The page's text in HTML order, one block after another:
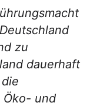
zu
dauerhaft
Öko- und